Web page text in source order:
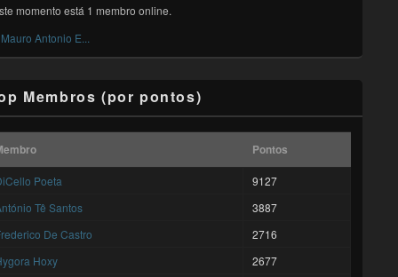
momento está 1 membro online.
Mauro Antonio E...
Membros (por pontos)
Pontos
Poeta
9127
Tê Santos
3887
De Castro
2716
Hoxy
2677